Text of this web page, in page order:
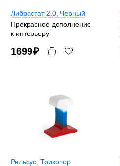
Либрастат 2.0 , Черный
Прекрасное дополнение
к интерьеру
1699₽
Рельсус , Триколор